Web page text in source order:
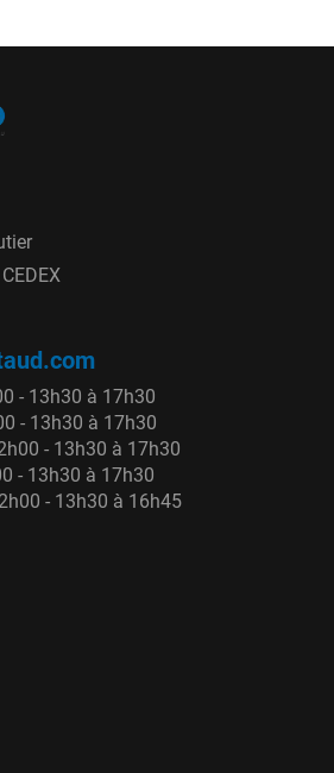
- 13h30 à 17h30
- 13h30 à 17h30
- 13h30 à 17h30
- 13h30 à 17h30
- 13h30 à 16h45